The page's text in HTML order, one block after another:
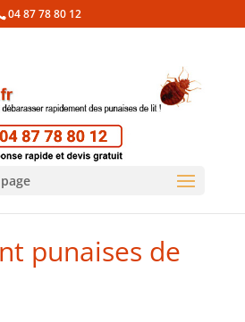
04 87 78 80 12
punaises de